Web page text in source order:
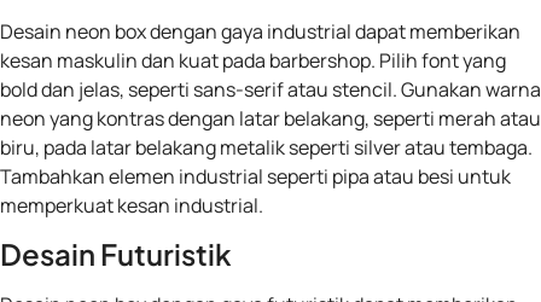
Desain neon box dengan gaya industrial dapat memberikan
kesan maskulin dan kuat pada barbershop. Pilih font yang
bold dan jelas, seperti sans-serif atau stencil. Gunakan warna
neon yang kontras dengan latar belakang, seperti merah atau
biru, pada latar belakang metalik seperti silver atau tembaga.
Tambahkan elemen industrial seperti pipa atau besi untuk
memperkuat kesan industrial.
Desain Futuristik